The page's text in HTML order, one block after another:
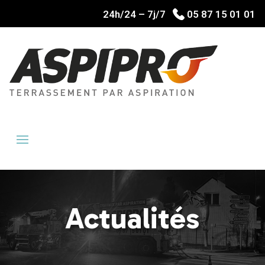
24h/24 – 7j/705 87 15 01 01
Actualités